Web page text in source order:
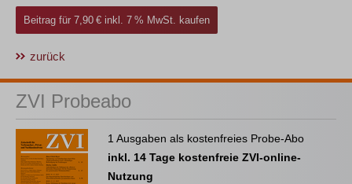
Beitrag für 7,90 € inkl. 7 % MwSt. kaufen
zurück
ZVI Probeabo
1 Ausgaben als kostenfreies Probe-Abo
inkl. 14 Tage kostenfreie ZVI-online-
Nutzung